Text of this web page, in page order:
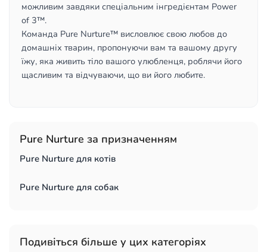
можливим завдяки спеціальним інгредієнтам Power
of 3™.
Команда Pure Nurture™ висловлює свою любов до
домашніх тварин, пропонуючи вам та вашому другу
їжу, яка живить тіло вашого улюбленця, роблячи його
щасливим та відчуваючи, що ви його любите.
Pure Nurture за призначенням
Pure Nurture для котів
Pure Nurture для собак
Подивіться більше у цих категоріях